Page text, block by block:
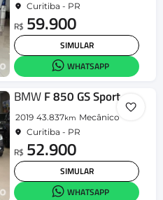
Curitiba - PR
R$ 59.900
SIMULAR
WHATSAPP
BMWF 850 GS Sport
2019 43.837km Mecânico
Curitiba - PR
R$ 52.900
SIMULAR
WHATSAPP